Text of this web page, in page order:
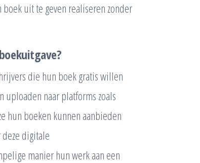
uit te geven realiseren zonder
die hun boek gratis willen
naar platforms zoals
hun boeken kunnen aanbieden
digitale
manier hun werk aan een